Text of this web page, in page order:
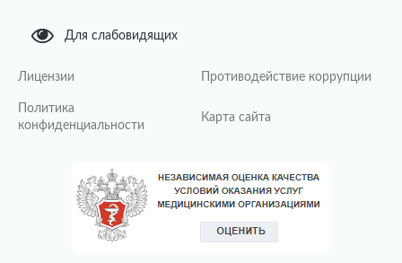
Для слабовидящих
Лицензии Противодействие коррупции
Политика
конфиденциальности
Карта сайта